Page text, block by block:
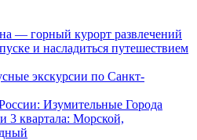
— горный курорт развлечений
и насладиться путешествием
экскурсии по Санкт-
Изумительные Города
3 квартала: Морской,